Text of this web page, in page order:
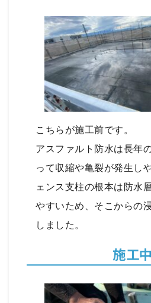
こちらが施工前です。
アスファルト防水は長年
って収縮や亀裂が発生し
ェンス支柱の根本は防水
やすいため、そこからの
しました。
施工中